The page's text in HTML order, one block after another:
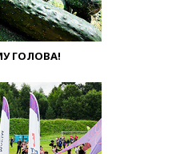
ГОЛОВА!